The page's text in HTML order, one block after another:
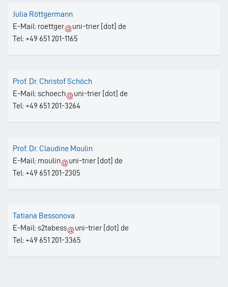
Julia Röttgermann
E-Mail: roettger uni-trier [dot] de
Tel: +49 651 201-1165
Prof. Dr. Christof Schöch
E-Mail:schoech uni-trier [dot] de
Tel: +49 651 201-3264
Prof. Dr. Claudine Moulin
E-Mail: moulin uni-trier [dot] de
Tel: +49 651 201-2305
Tatiana Bessonova
E-Mail:s2tabess uni-trier [dot] de
Tel: +49 651 201-3365